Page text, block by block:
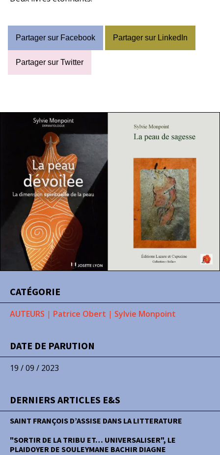
CATÉGORIE
AUTEURS | Patrice Obert | Sylvie Monpoint
DATE DE PARUTION
19 / 09 / 2023
DERNIERS ARTICLES E&S
SAINT FRANÇOIS D’ASSISE DANS LA LITTERATURE
"SORTIR DE LA TRIBU ET… UNIVERSALISER", LE
PLAIDOYER DE SOULEYMANE BACHIR DIAGNE
Partager sur Facebook Partager sur LinkedIn
Partager sur Twitter